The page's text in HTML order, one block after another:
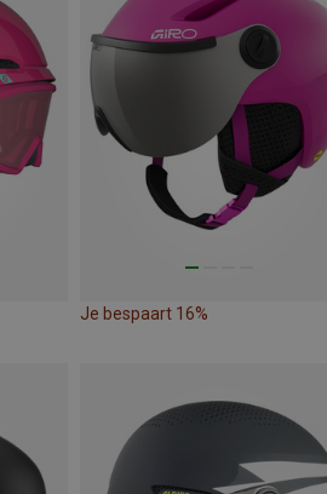
Je bespaart 16%